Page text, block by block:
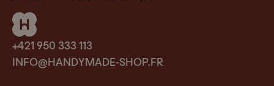
+421 950 333 113
INFO@HANDYMADE-SHOP.FR